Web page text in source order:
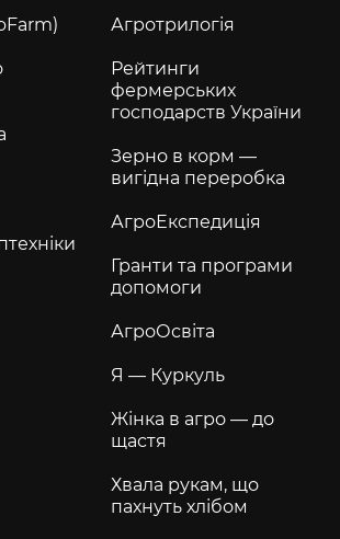
Агротрилогія
Рейтинги
фермерських
господарств України
Зерно в корм —
вигідна переробка
АгроЕкспедиція
Гранти та програми
допомоги
АгроОсвіта
Я — Куркуль
Жінка в агро — до
щастя
Хвала рукам, що
пахнуть хлібом